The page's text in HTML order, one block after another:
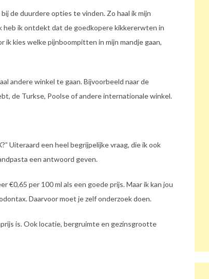
de duurdere opties te vinden. Zo haal ik mijn
heb ik ontdekt dat de goedkopere kikkererwten in
kies welke pijnboompitten in mijn mandje gaan,
andere winkel te gaan. Bijvoorbeeld naar de
de Turkse, Poolse of andere internationale winkel.
Uiteraard een heel begrijpelijke vraag, die ik ook
een antwoord geven.
€0,65 per 100 ml als een goede prijs. Maar ik kan jou
Daarvoor moet je zelf onderzoek doen.
is. Ook locatie, bergruimte en gezinsgrootte